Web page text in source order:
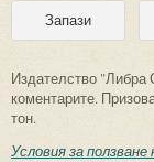
Издателство "Либра
коментарите.
тон.
Условия за